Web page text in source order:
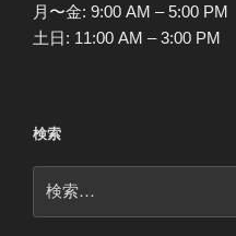
月〜金: 9:00 AM – 5:00 PM
土日: 11:00 AM – 3:00 PM
検索
索: